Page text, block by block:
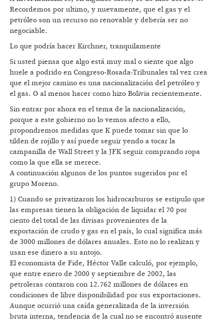
Recordemos por ultimo, y nuevamente, que el gas y el
petróleo son un recurso no renovable y debería ser no
negociable.
Lo que podría hacer Kirchner, tranquilamente
Si usted piensa que algo está muy mal o siente que algo
huele a podrido en Congreso-Rosada-Tribunales tal vez crea
que el mejor camino es una nacionalización del petróleo y
el gas. O al menos hacer como hizo Bolivia recientemente.
Sin entrar por ahora en el tema de la nacionalización,
porque a este gobierno no lo vemos afecto a ello,
propondremos medidas que K puede tomar sin que lo
tilden de rojillo y así puede seguir yendo a tocar la
campanilla de Wall Street y la JFK seguir comprando ropa
como la que ella se merece.
A continuación algunos de los puntos sugeridos por el
grupo Moreno.
1) Cuando se privatizaron los hidrocarburos se estipulo que
las empresas tienen la obligación de liquidar el 70 por
ciento del total de las divisas provenientes de la
exportación de crudo y gas en el país, lo cual significa más
de 3000 millones de dólares anuales. Esto no lo realizan y
usan ese dinero a su antojo.
El economista de Fide, Héctor Valle calculó, por ejemplo,
que entre enero de 2000 y septiembre de 2002, las
petroleras contaron con 12.762 millones de dólares en
condiciones de libre disponibilidad por sus exportaciones.
Aunque ocurrió una caída generalizada de la inversión
bruta interna, tendencia de la cual no se encontró ausente